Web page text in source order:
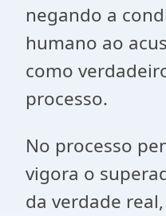
negando a
humano ao
como
processo.
No processo
vigora o
da verdade